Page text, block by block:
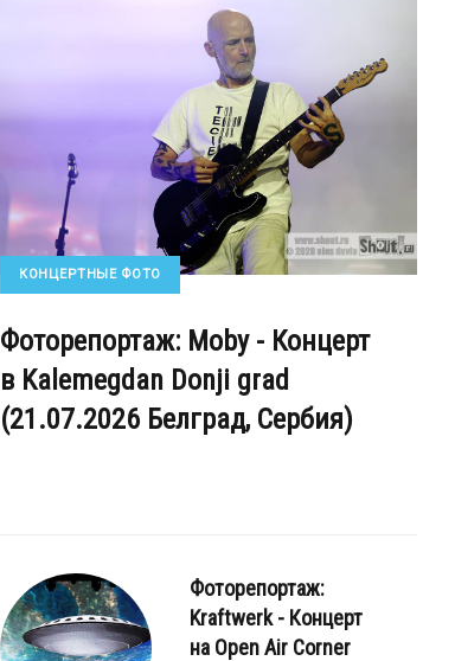
КОНЦЕРТНЫЕ ФОТО
Фоторепортаж: Moby - Концерт
в Kalemegdan Donji grad
(21.07.2026 Белград, Сербия)
Фоторепортаж:
Kraftwerk - Концерт
на Open Air Corner